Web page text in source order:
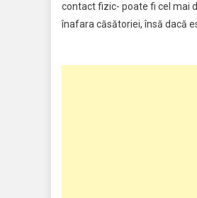
contact fizic- poate fi cel mai
înafara căsătoriei, însă dacă